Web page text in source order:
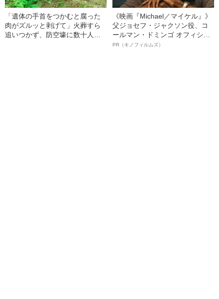
「遺体の手首をつかむと腐った
肉がズルッと剥げて」火葬すら
追いつかず、防空壕に数十人
《映画『Michael／マイケル』》
父ジョセフ・ジャクソン役、コ
ールマン・ドミンゴ オフィシャ
ルインタビュー“観客を魅了した
PR（キノフィルムズ）